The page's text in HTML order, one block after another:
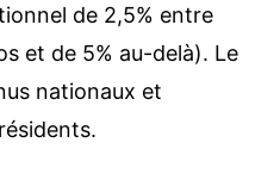
de 2,5% entre
et de 5% au-delà). Le
nationaux et